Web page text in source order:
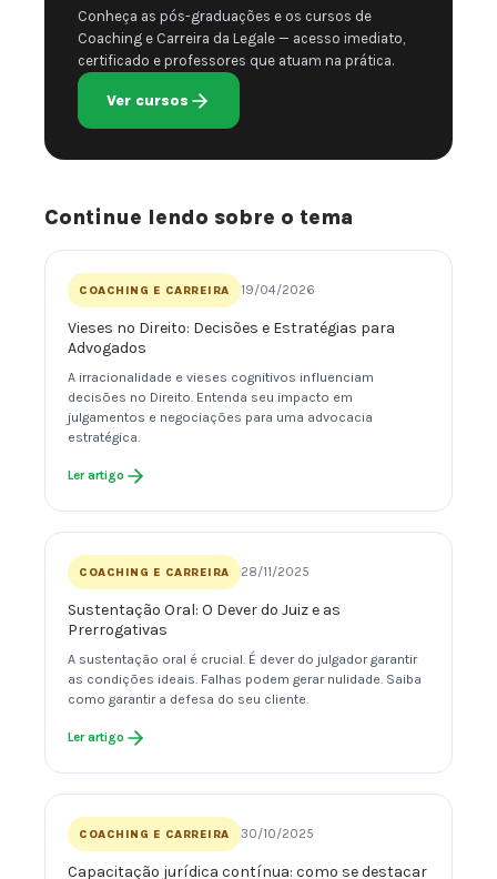
Conheça as pós-graduações e os cursos de
Coaching e Carreira da Legale — acesso imediato,
certificado e professores que atuam na prática.
Ver cursos
Continue lendo sobre o tema
COACHING E CARREIRA 19/04/2026
Vieses no Direito: Decisões e Estratégias para
Advogados
A irracionalidade e vieses cognitivos influenciam
decisões no Direito. Entenda seu impacto em
julgamentos e negociações para uma advocacia
estratégica.
Ler artigo
COACHING E CARREIRA 28/11/2025
Sustentação Oral: O Dever do Juiz e as
Prerrogativas
A sustentação oral é crucial. É dever do julgador garantir
as condições ideais. Falhas podem gerar nulidade. Saiba
como garantir a defesa do seu cliente.
Ler artigo
COACHING E CARREIRA 30/10/2025
Capacitação jurídica contínua: como se destacar